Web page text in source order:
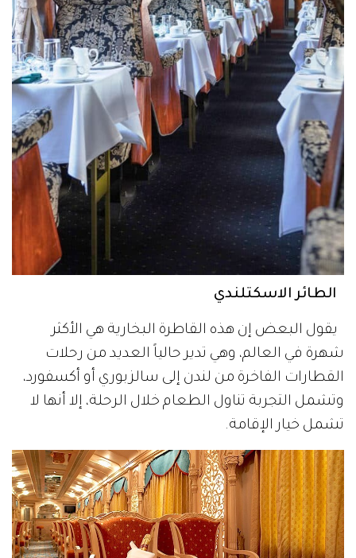
الطائر الاسكتلندي
يقول البعض إن هذه القاطرة البخارية هي الأكثر
شهرة في العالم، وهي تدير حالياً العديد من رحلات
القطارات الفاخرة من لندن إلى سالزبوري أو أكسفورد،
وتشمل التجربة تناول الطعام خلال الرحلة، إلا أنها لا
تشمل خيار الإقامة.